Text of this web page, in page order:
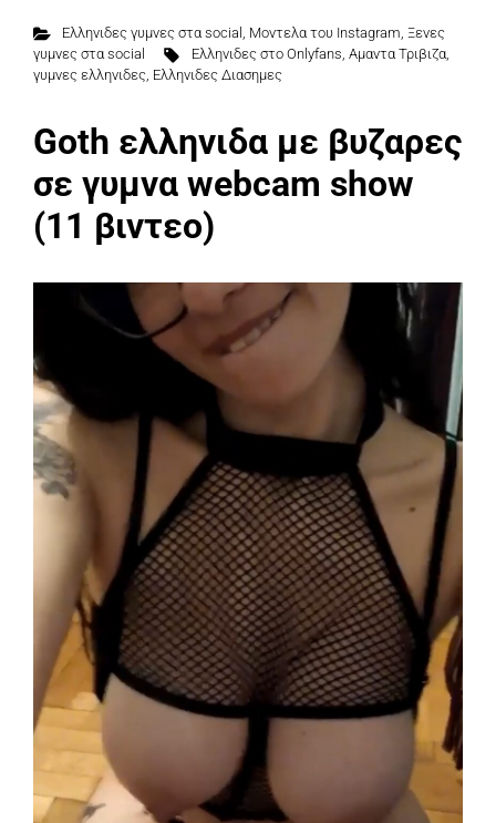
Ελληνιδες γυμνες στα social , Μοντελα του Instagram, Ξενες
γυμνες στα social
Eλληνιδες στο Onlyfans, Αμαντα Τριβιζα,
γυμνες ελληνιδες, Ελληνιδες Διασημες
Goth ελληνιδα με βυζαρες
σε γυμνα webcam show
(11 βιντεο)